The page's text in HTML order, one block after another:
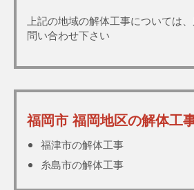
上記の地域の解体工事については
問い合わせ下さい
福岡市 福岡地区の解体工
福津市の解体工事
糸島市の解体工事